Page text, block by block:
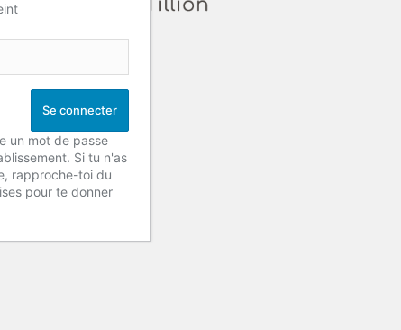
un mot de passe
Si tu n'as
rapproche-toi du
pour te donner